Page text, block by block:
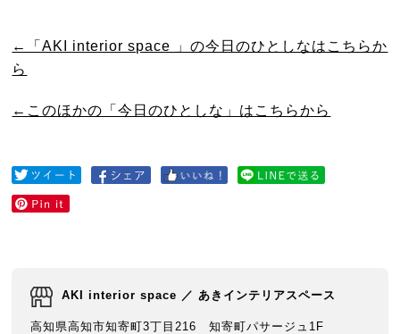
←「AKI interior space 」の今日のひとしなはこちらか
ら
←このほかの「今日のひとしな」はこちらから
AKI interior space ／ あきインテリアスペース
高知県高知市知寄町3丁目216 知寄町パサージュ1F